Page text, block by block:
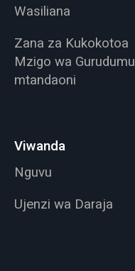
Wasiliana
Zana za Kukokotoa
Mzigo wa Gurudumu
mtandaoni
Viwanda
Nguvu
Ujenzi wa Daraja